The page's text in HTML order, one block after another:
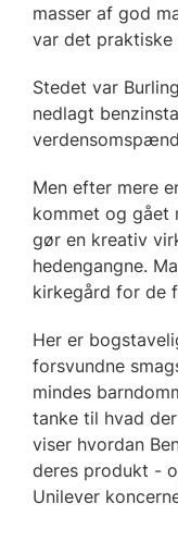
masser af god
var det praktiske
Stedet var
nedlagt
Men efter mere
kommet og gået
gør en kreativ
hedengangne.
kirkegård for de
Her er
forsvundne
mindes
tanke til hvad
viser hvordan
deres produkt -
Unilever